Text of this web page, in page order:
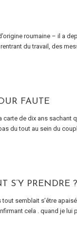
roumaine – il a
du travail, des
FAUTE
de dix ans sachant
du tout au sein du
S’Y PRENDRE ?
semblait s’être
cela . quand je lui